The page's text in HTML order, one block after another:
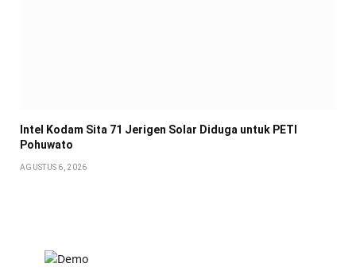
Intel Kodam Sita 71 Jerigen Solar Diduga untuk PETI
Pohuwato
AGUSTUS 6, 2026